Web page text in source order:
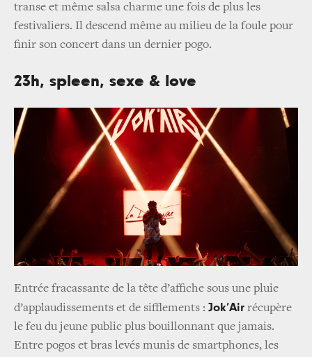
transe et même salsa charme une fois de plus les
festivaliers. Il descend même au milieu de la foule pour
finir son concert dans un dernier pogo.
23h, spleen, sexe & love
Entrée fracassante de la tête d’affiche sous une pluie
d’applaudissements et de sifflements : Jok’Air récupère
le feu du jeune public plus bouillonnant que jamais.
Entre pogos et bras levés munis de smartphones, les